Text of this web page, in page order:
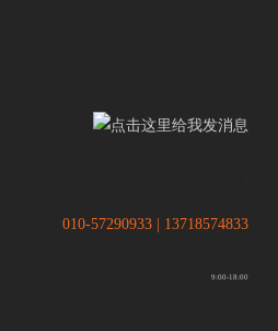
010-57290933 | 13718574833
9:00-18:00